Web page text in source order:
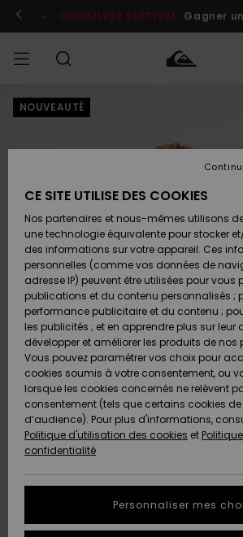
l'information
le
QUIKSILVER FESTIVAL Gagner
HOMME
Chaussures
& Tongs
Surf
Snow
Nouveautés
A
Découvrir
Chaussures
& Tongs
Surf
Snow
Nouveautés
A
Découvrir
FEMME
A
Découvrir
Snow
SURF
Homme
Surf
Shop
Enfant
Highlights
Communauté
SNOW
Homme
Snow
Shop
Enfant
Snow
Shop
Femme
A
Découvrir
Communauté
OUTLET
Enfant
Outlet
Femme
AIDE &
CONTACT
Retours
Paiement
Carte
Cadeau
Quiksilver
Freedom
Protection
des
tailles
MAGASINS
QUIKSILVER
NOUVEAUTÉ
CE SITE UTILISE DES COOKIES
Nos partenaires et nous-mêmes utilisons
une technologie équivalente pour stocker
des informations sur votre appareil. Ces
personnelles (comme vos données de
adresse IP) peuvent être utilisées pour vous
publications et du contenu personnalisés ;
performance publicitaire et du contenu ;
les publicités ; et en apprendre plus sur leur
développer et améliorer les produits de nos
Vous pouvez paramétrer vos choix pour
cookies soumis à votre consentement, ou
lorsque les cookies concernés ne relèvent
consentement (tels que certains cookies
d’audience). Pour plus d'informations,
Politique d'utilisation des cookies et
confidentialité
Personnaliser mes